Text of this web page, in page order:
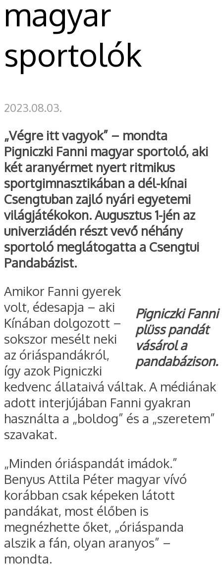
magyar
sportolók
2023.08.03.
„Végre itt vagyok” – mondta
Pigniczki Fanni magyar sportoló, aki
két aranyérmet nyert ritmikus
sportgimnasztikában a dél-kínai
Csengtuban zajló nyári egyetemi
világjátékokon. Augusztus 1-jén az
univerziádén részt vevő néhány
sportoló meglátogatta a Csengtui
Pandabázist.
Pigniczki Fanni
plüss pandát
vásárol a
pandabázison.
Amikor Fanni gyerek
volt, édesapja – aki
Kínában dolgozott –
sokszor mesélt neki
az óriáspandákról,
így azok Pigniczki
kedvenc állataivá váltak. A médiának
adott interjújában Fanni gyakran
használta a „boldog” és a „szeretem”
szavakat.
„Minden óriáspandát imádok.”
Benyus Attila Péter magyar vívó
korábban csak képeken látott
pandákat, most élőben is
megnézhette őket, „óriáspanda
alszik a fán, olyan aranyos” –
mondta.